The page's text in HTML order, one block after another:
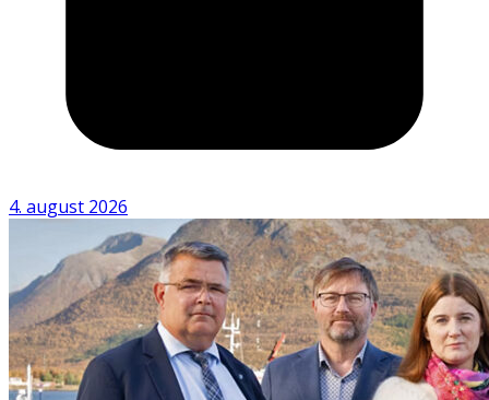
4. august 2026